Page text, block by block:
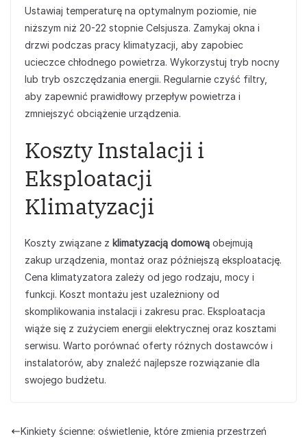
Ustawiaj temperaturę na optymalnym poziomie, nie
niższym niż 20-22 stopnie Celsjusza. Zamykaj okna i
drzwi podczas pracy klimatyzacji, aby zapobiec
ucieczce chłodnego powietrza. Wykorzystuj tryb nocny
lub tryb oszczędzania energii. Regularnie czyść filtry,
aby zapewnić prawidłowy przepływ powietrza i
zmniejszyć obciążenie urządzenia.
Koszty Instalacji i
Eksploatacji
Klimatyzacji
Koszty związane z klimatyzacją domową obejmują
zakup urządzenia, montaż oraz późniejszą eksploatację.
Cena klimatyzatora zależy od jego rodzaju, mocy i
funkcji. Koszt montażu jest uzależniony od
skomplikowania instalacji i zakresu prac. Eksploatacja
wiąże się z zużyciem energii elektrycznej oraz kosztami
serwisu. Warto porównać oferty różnych dostawców i
instalatorów, aby znaleźć najlepsze rozwiązanie dla
swojego budżetu.
Kinkiety ścienne: oświetlenie, które zmienia przestrzeń